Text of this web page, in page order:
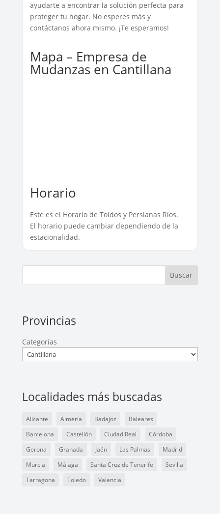
ayudarte a encontrar la solución perfecta para
proteger tu hogar. No esperes más y
contáctanos ahora mismo. ¡Te esperamos!
Mapa – Empresa de
Mudanzas en Cantillana
Horario
Este es el Horario de Toldos y Persianas Ríos.
El horario puede cambiar dependiendo de la
estacionalidad.
Buscar
Provincias
Categorías
Localidades más buscadas
Alicante Almería Badajoz
Baleares
Barcelona
Castellón Ciudad Real
Córdoba
Gerona
Granada Jaén Las Palmas
Madrid
Murcia
Málaga Santa Cruz de Tenerife
Sevilla
Tarragona
Toledo Valencia